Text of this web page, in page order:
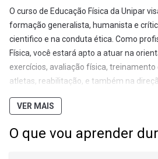
O curso de Educação Física da Unipar
formação generalista, humanista e
cientifico e na conduta ética. Como
Física, você estará apto a atuar na
exercícios, avaliação física,
atletas, reabilitação, e também na
hotéis, empresas e spas nas áreas de
Também será seu papel promover e
de um estilo saudável de vida.
VER MAIS
O que vou aprender